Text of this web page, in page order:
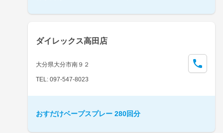
ダイレックス高田店
大分県大分市南９２
TEL: 097-547-8023
おすだけベープスプレー 280回分